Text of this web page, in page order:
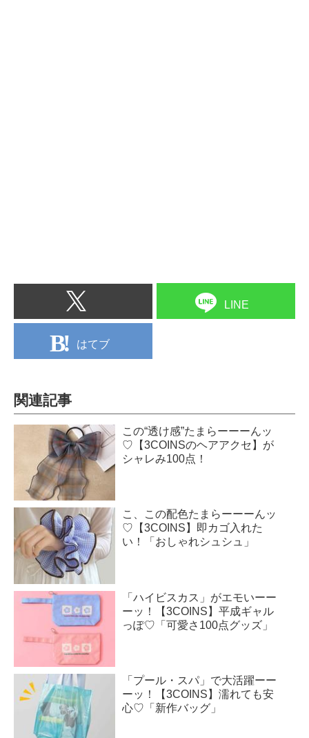
LINE
はてブ
関連記事
この“透け感”たまらーーーんッ
♡【3COINSのヘアアクセ】が
シャレみ100点！
こ、この配色たまらーーーんッ
♡【3COINS】即カゴ入れた
い！「おしゃれシュシュ」
「ハイビスカス」がエモいーー
ーッ！【3COINS】平成ギャル
っぽ♡「可愛さ100点グッズ」
「プール・スパ」で大活躍ーー
ーッ！【3COINS】濡れても安
心♡「新作バッグ」